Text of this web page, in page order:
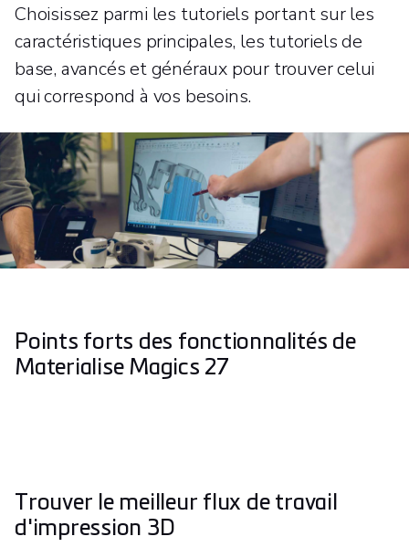
Choisissez parmi les tutoriels portant sur les
caractéristiques principales, les tutoriels de
base, avancés et généraux pour trouver celui
qui correspond à vos besoins.
Points forts des fonctionnalités de
Materialise Magics 27
Trouver le meilleur flux de travail
d'impression 3D